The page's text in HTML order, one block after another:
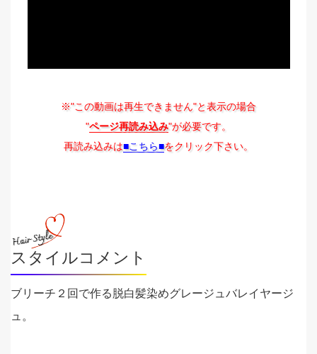
※"この動画は再生できません"と表示の場合
"ページ再読み込み"が必要です。
再読み込みは■こちら■をクリック下さい。
スタイルコメント
ブリーチ２回で作る脱白髪染めグレージュバレイヤージ
ュ。